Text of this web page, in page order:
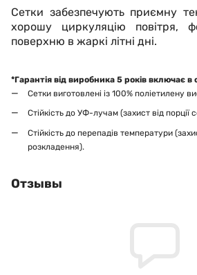
Сетки забезпечують приємну
хорошу циркуляцію повітря,
поверхню в жаркі літні дні.
*Гарантія від виробника 5 років включає в
Сетки виготовлені із 100% поліетилену
Стійкість до УФ-лучам (захист від
Стійкість до перепадів температури
розкладення).
Отзывы